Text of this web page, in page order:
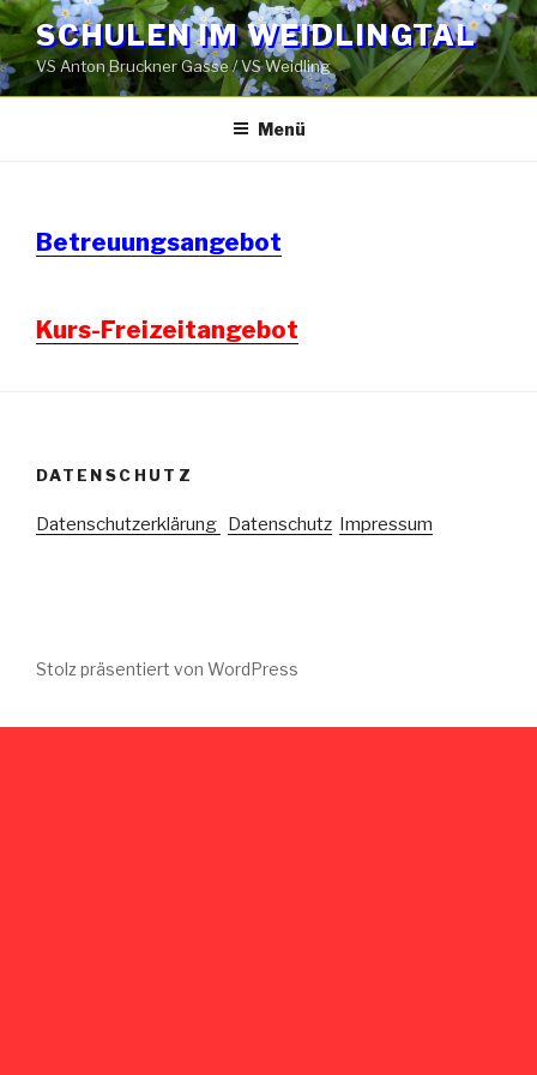
Zum
Inhalt
springen
SCHULEN IM WEIDLINGTAL
VS Anton Bruckner Gasse / VS Weidling
Menü
Betreuungsangebot
Kurs-Freizeitangebot
DATENSCHUTZ
Datenschutzerklärung Datenschutz Impressum
Stolz präsentiert von WordPress